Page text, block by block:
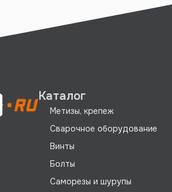
Каталог
Метизы, крепеж
Сварочное оборудование
Винты
Болты
Саморезы и шурупы